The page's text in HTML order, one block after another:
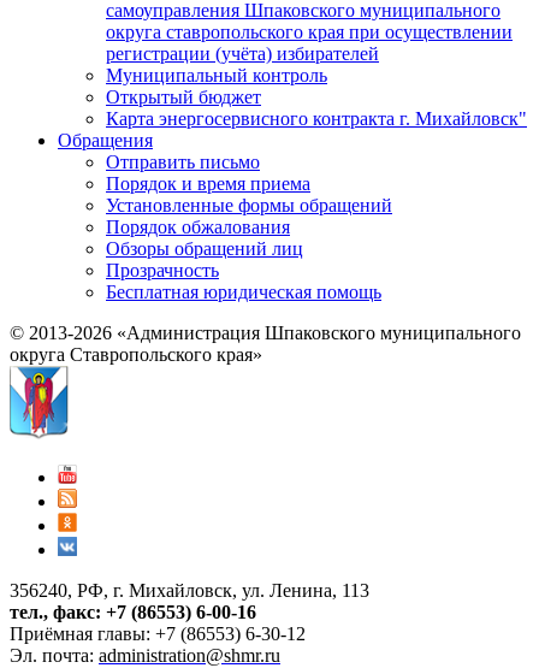
самоуправления Шпаковского муниципального
округа ставропольского края при осуществлении
регистрации (учёта) избирателей
Муниципальный контроль
Открытый бюджет
Карта энергосервисного контракта г. Михайловск"
Обращения
Отправить письмо
Порядок и время приема
Установленные формы обращений
Порядок обжалования
Обзоры обращений лиц
Прозрачность
Бесплатная юридическая помощь
© 2013-2026 «Администрация Шпаковского муниципального
округа Ставропольского края»
356240, РФ, г. Михайловск, ул. Ленина, 113
тел., факс: +7 (86553) 6-00-16
Приёмная главы: +7 (86553) 6-30-12
Эл. почта: administration@shmr.ru